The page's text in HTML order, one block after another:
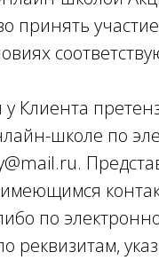
принять
у Клиента
школе по
по
реквизитам,